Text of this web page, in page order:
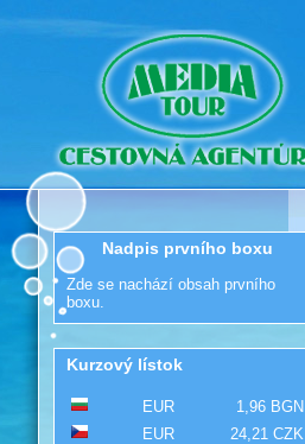
Nadpis prvního boxu
Zde se nachází obsah prvního
boxu.
Kurzový lístok
EUR
1,96 BGN
EUR
24,21 CZK